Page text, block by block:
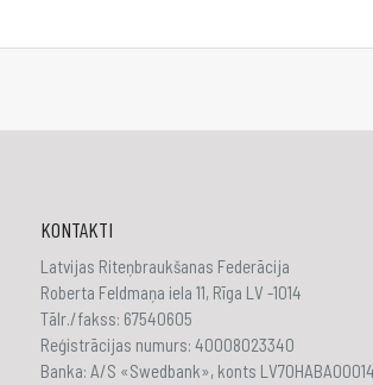
KONTAKTI
Latvijas Riteņbraukšanas Federācija
Roberta Feldmaņa iela 11, Rīga LV -1014
Tālr./fakss: 67540605
Reģistrācijas numurs: 40008023340
Banka: A/S «Swedbank», konts